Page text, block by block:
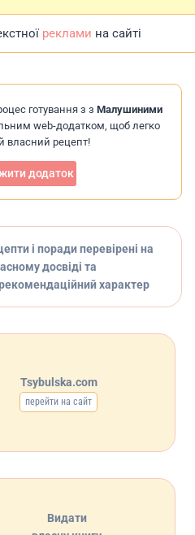
реклами на сайті
готування з з Малушиними
web-додатком, щоб легко
власний рецепт!
додаток
і поради перевірені на
досвіді та
характер
Tsybulska.com
перейти на сайт
Видати